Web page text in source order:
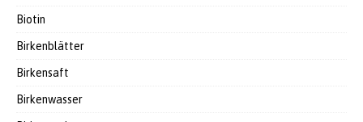
Biotin
Birkenblätter
Birkensaft
Birkenwasser